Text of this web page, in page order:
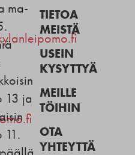
ma-
13 ja
11.
TIETOA
MEISTÄ
USEIN
KYSYTTYÄ
MEILLE
TÖIHIN
OTA
YHTEYTTÄ